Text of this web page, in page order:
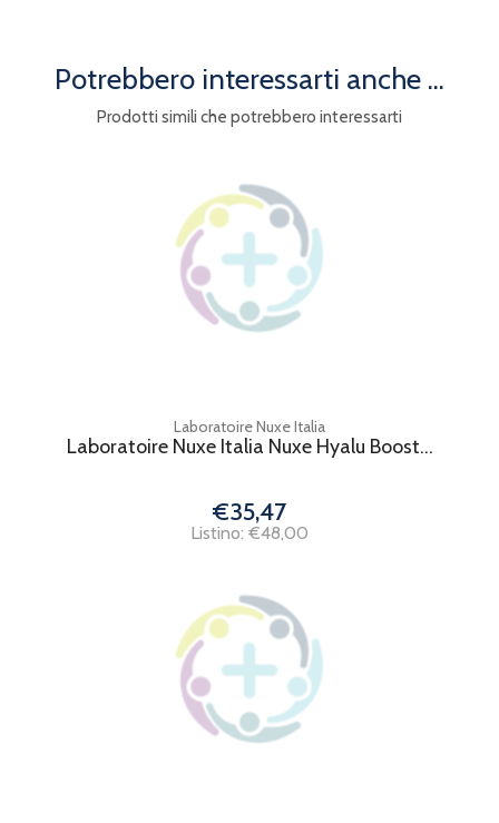
Potrebbero interessarti anche ...
Prodotti simili che potrebbero interessarti
Laboratoire Nuxe Italia
Laboratoire Nuxe Italia Nuxe Hyalu Boost...
€35,47
Listino: €48,00